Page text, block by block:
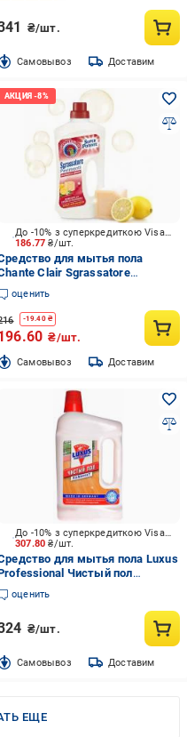
₴/шт.
Cамовывоз Доставим
186.77₴/шт.
До -10% з суперкредиткою Visa Вигода
для мытья пола
Clair Sgrassatore
Marsiglia E Limone
л
оценить
-19.40₴
₴/шт.
Cамовывоз Доставим
307.80₴/шт.
До -10% з суперкредиткою Visa Вигода
для мытья пола Luxus
Чистый пол
1 л
оценить
₴/шт.
Cамовывоз Доставим
ЕЩЕ